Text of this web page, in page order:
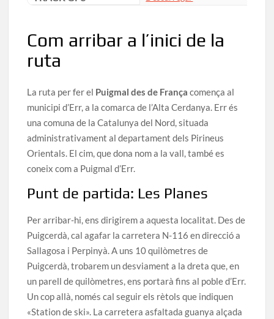
Com arribar a l’inici de la
ruta
La ruta per fer el Puigmal des de França comença al
municipi d’Err, a la comarca de l’Alta Cerdanya. Err és
una comuna de la Catalunya del Nord, situada
administrativament al departament dels Pirineus
Orientals. El cim, que dona nom a la vall, també es
coneix com a Puigmal d’Err.
Punt de partida: Les Planes
Per arribar-hi, ens dirigirem a aquesta localitat. Des de
Puigcerdà, cal agafar la carretera N-116 en direcció a
Sallagosa i Perpinyà. A uns 10 quilòmetres de
Puigcerdà, trobarem un desviament a la dreta que, en
un parell de quilòmetres, ens portarà fins al poble d’Err.
Un cop allà, només cal seguir els rètols que indiquen
«Station de ski». La carretera asfaltada guanya alçada